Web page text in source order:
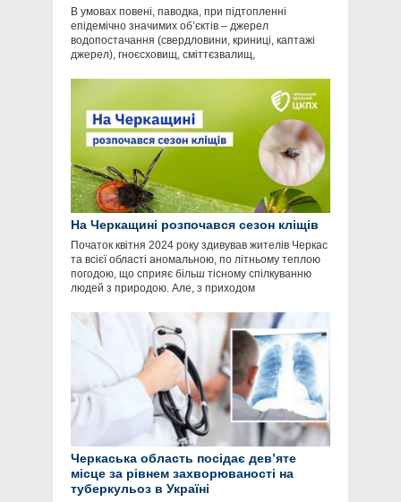
В умовах повені, паводка, при підтопленні
епідемічно значимих об’єктів – джерел
водопостачання (свердловини, криниці, каптажі
джерел), гноєсховищ, сміттєзвалищ,
На Черкащині розпочався сезон кліщів
Початок квітня 2024 року здивував жителів Черкас
та всієї області аномальною, по літньому теплою
погодою, що сприяє більш тісному спілкуванню
людей з природою. Але, з приходом
Черкаська область посідає девʼяте
місце за рівнем захворюваності на
туберкульоз в Україні